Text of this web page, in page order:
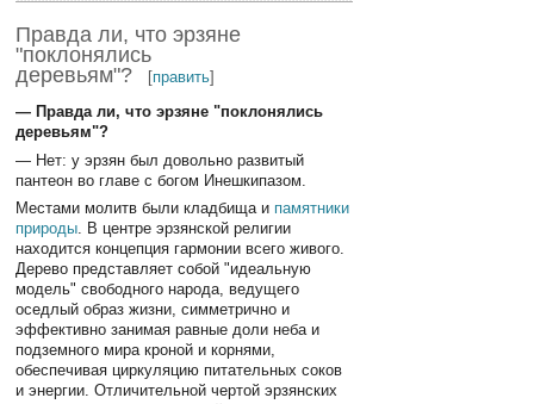
Правда ли, что эрзяне
"поклонялись
деревьям"?
[править]
— Правда ли, что эрзяне "поклонялись
деревьям"?
— Нет: у эрзян был довольно развитый
пантеон во главе с богом Инешкипазом.
Местами молитв были кладбища и памятники
природы . В центре эрзянской религии
находится концепция гармонии всего живого.
Дерево представляет собой "идеальную
модель" свободного народа, ведущего
оседлый образ жизни, симметрично и
эффективно занимая равные доли неба и
подземного мира кроной и корнями,
обеспечивая циркуляцию питательных соков
и энергии. Отличительной чертой эрзянских